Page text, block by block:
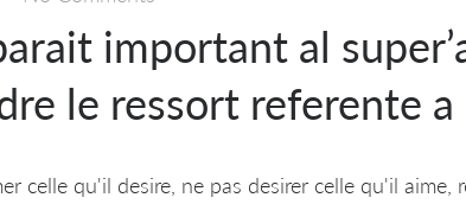
important al
le ressort referente
celle qu'il desire, ne pas desirer celle qu'il aime,